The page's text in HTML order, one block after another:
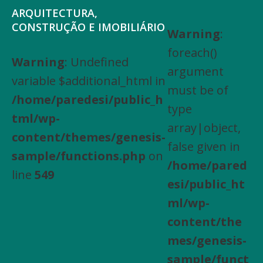
Saltar
para
menu
principal
Skip
content
ARQUITECTURA,
CONSTRUÇÃO E IMOBILIÁRIO
Engenharia
Civil,
Actividades
especializadas
de
construção,
Arrendamento
Warning: Undefined
variable $additional_html in
/home/paredesi/public_h
tml/wp-
content/themes/genesis-
sample/functions.php on
line 549
Warning:
foreach()
argument
must be of
type
array|object,
false given in
/home/pared
esi/public_ht
ml/wp-
content/the
mes/genesis-
sample/funct